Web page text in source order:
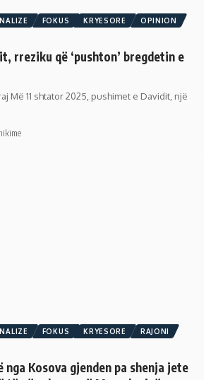
FOKUS KRYESORE
OPINION
rreziku që ‘pushton’ bregdetin e
Më 11 shtator 2025, pushimet e Davidit, një
FOKUS KRYESORE
RAJONI
nga Kosova gjenden pa shenja jete